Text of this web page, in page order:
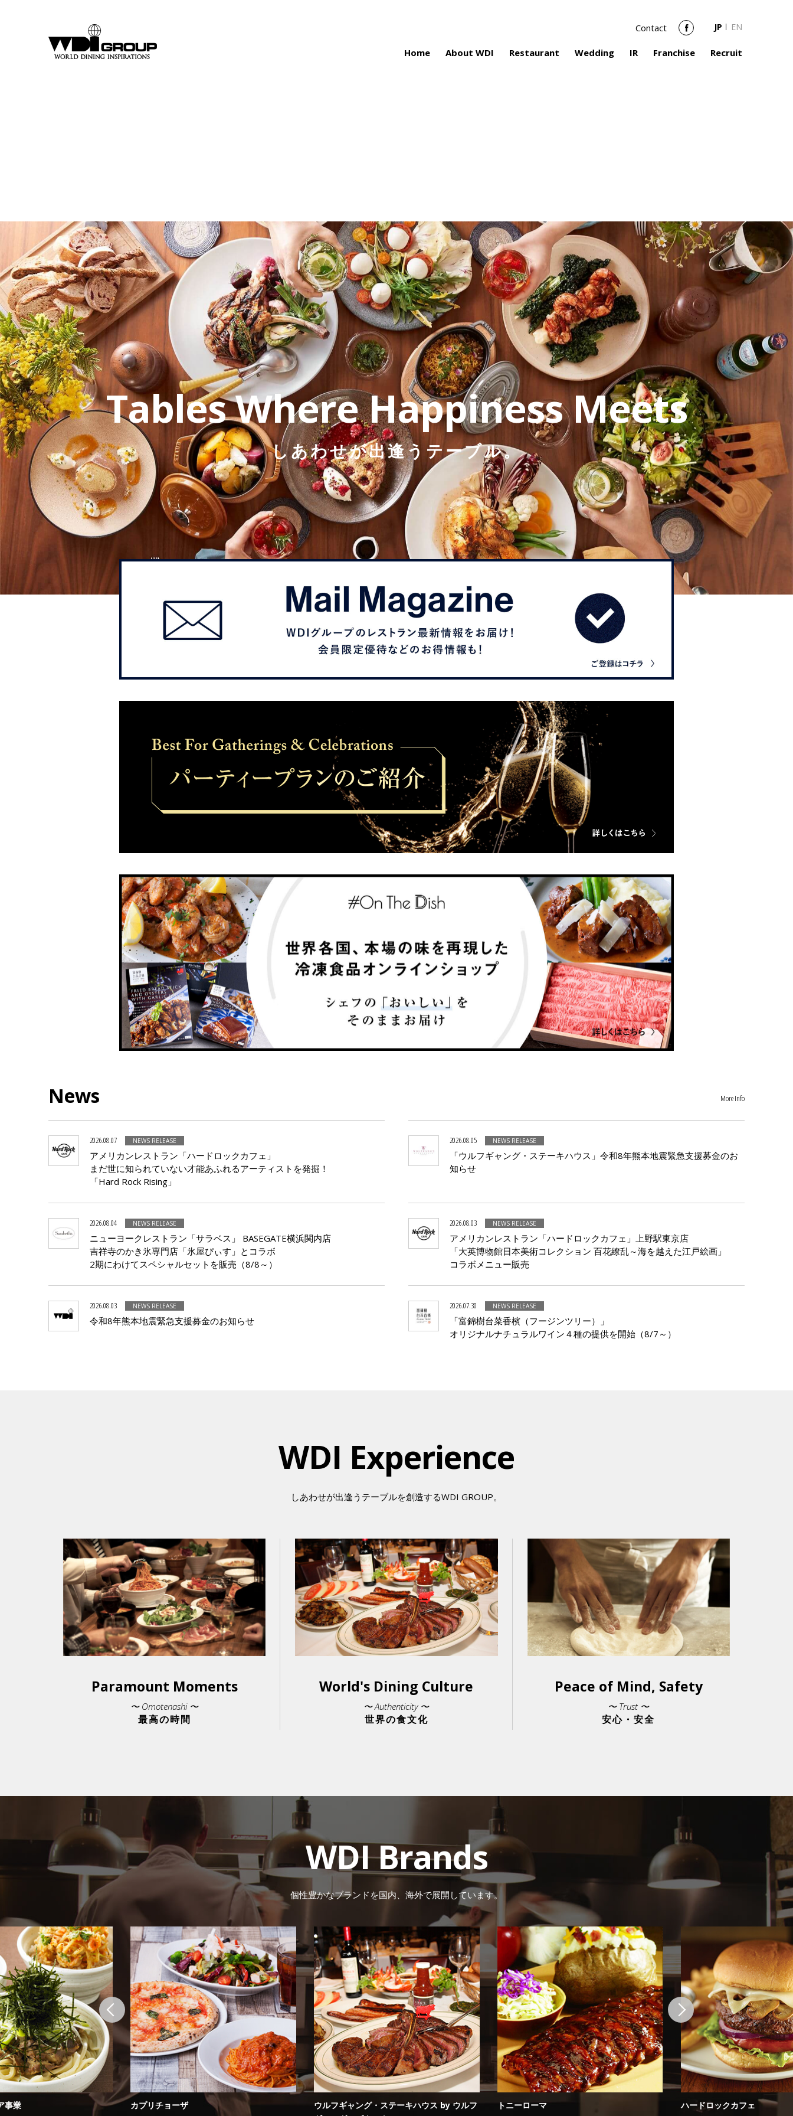
Home About WDI Restaurant Wedding IR Franchise Recruit
Contact Facebook
JP EN
/var/www/html/wpdir/wp-
content/themes/wdi_corporate/header.phpon
line276
Warning : Undefined variable $page_title_ja in/var/www/html/wpdir/wp-content/themes/wdi_corporate/header.phpon line277
Tables WhereHappiness Meets
しあわせが出逢うテーブル。
News More Info
NEWS RELEASE
2026.08.07
アメリカンレストラン「ハードロックカフェ」
まだ世に知られていない才能あふれるアーティストを発掘！
「Hard Rock Rising」
NEWS RELEASE
2026.08.05
「ウルフギャング・ステーキハウス」令和8年熊本地震緊急支援募金のお
知らせ
NEWS RELEASE
2026.08.04
ニューヨークレストラン「サラベス」 BASEGATE横浜関内店
吉祥寺のかき氷専門店「氷屋ぴぃす」とコラボ
2期にわけてスペシャルセットを販売（8/8～）
NEWS RELEASE
2026.08.03
アメリカンレストラン「ハードロックカフェ」上野駅東京店
「大英博物館日本美術コレクション 百花繚乱～海を越えた江戸絵画」
コラボメニュー販売
NEWS RELEASE
2026.08.03
令和8年熊本地震緊急支援募金のお知らせ
NEWS RELEASE
2026.07.30
「富錦樹台菜香檳（フージンツリー）」
オリジナルナチュラルワイン４種の提供を開始（8/7～）
WDI Experience
しあわせが出逢うテーブルを創造するWDI GROUP。
Paramount Moments
〜 Omotenashi 〜
最高の時間
World's Dining Culture
〜 Authenticity 〜
世界の食文化
Peace of Mind, Safety
〜 Trust 〜
安心・安全
WDI Brands
個性豊かなブランドを国内、海外で展開しています。
事業 カプリチョーザ
ウルフギャング・ステーキハウス by ウルフ
トニーローマ ハードロックカフェ